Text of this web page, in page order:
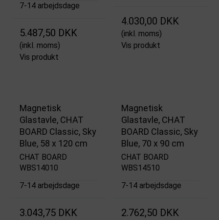
7-14 arbejdsdage
5.487,50 DKK
(inkl. moms)
Vis produkt
4.030,00 DKK
(inkl. moms)
Vis produkt
Magnetisk
Glastavle, CHAT
BOARD Classic, Sky
Blue, 58 x 120 cm
CHAT BOARD
WBS14010
7-14 arbejdsdage
3.043,75 DKK
Magnetisk
Glastavle, CHAT
BOARD Classic, Sky
Blue, 70 x 90 cm
CHAT BOARD
WBS14510
7-14 arbejdsdage
2.762,50 DKK